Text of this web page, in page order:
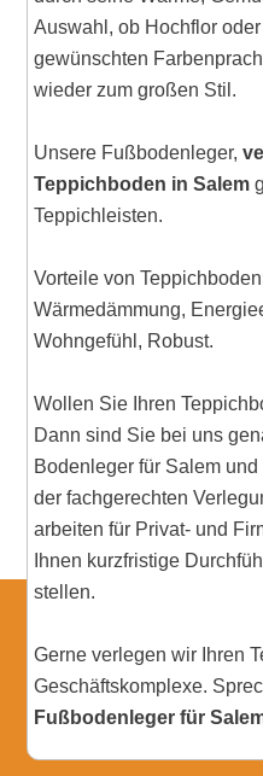
Auswahl, ob Hochflor
gewünschten
wieder zum großen Stil.
Unsere Fußbodenleger,
Teppichboden in Salem
Teppichleisten.
Vorteile von
Wärmedämmung,
Wohngefühl, Robust.
Wollen Sie Ihren
Dann sind Sie bei uns
Bodenleger für Salem
der fachgerechten
arbeiten für Privat- und
Ihnen kurzfristige
stellen.
Gerne verlegen wir Ihren
Geschäftskomplexe.
Fußbodenleger für